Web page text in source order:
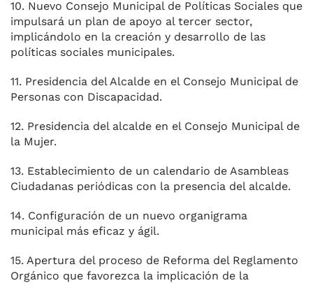
10. Nuevo Consejo Municipal de Políticas Sociales que
impulsará un plan de apoyo al tercer sector,
implicándolo en la creación y desarrollo de las
políticas sociales municipales.
11. Presidencia del Alcalde en el Consejo Municipal de
Personas con Discapacidad.
12. Presidencia del alcalde en el Consejo Municipal de
la Mujer.
13. Establecimiento de un calendario de Asambleas
Ciudadanas periódicas con la presencia del alcalde.
14. Configuración de un nuevo organigrama
municipal más eficaz y ágil.
15. Apertura del proceso de Reforma del Reglamento
Orgánico que favorezca la implicación de la